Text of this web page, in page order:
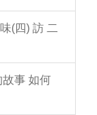
(四) 訪 二
事 如何